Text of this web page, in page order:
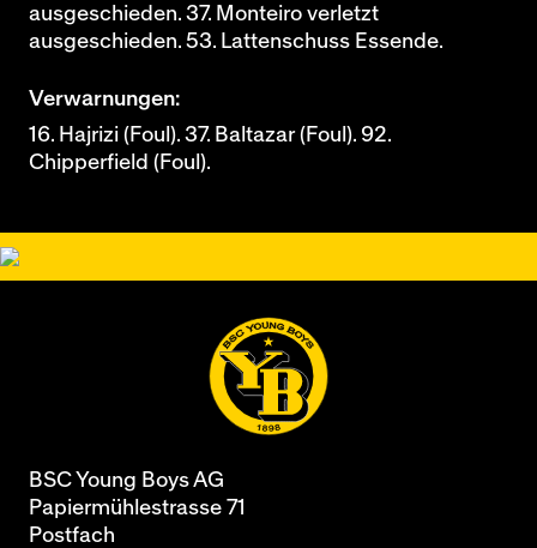
ausgeschieden. 37. Monteiro verletzt
ausgeschieden. 53. Lattenschuss Essende.
Verwarnungen:
16. Hajrizi (Foul). 37. Baltazar (Foul). 92.
Chipperfield (Foul).
BSC Young Boys AG
Papiermühlestrasse 71
Postfach